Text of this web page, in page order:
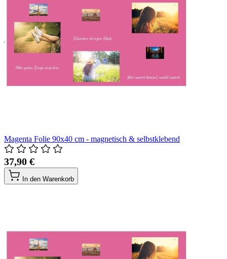
Magenta Folie 90x40 cm - magnetisch & selbstklebend
37,90 €
In den Warenkorb